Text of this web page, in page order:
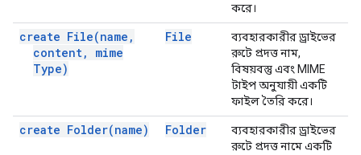
করে।
create File(name ,
content,
mime
Type)
File
ব্যবহারকারীর ড্রাইভের
রুটে প্রদত্ত নাম,
বিষয়বস্তু এবং MIME
টাইপ অনুযায়ী একটি
ফাইল তৈরি করে।
create Folder(name) Folder
ব্যবহারকারীর ড্রাইভের
রুটে প্রদত্ত নামে একটি